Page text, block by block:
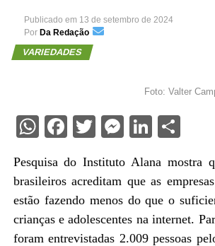
Publicado em 13 de setembro de 2024
Por Da Redação
VARIEDADES
Foto: Valter
WhatsApp
Facebook
Twitter
Pesquisa do Instituto Alana mostra
brasileiros acreditam que as
estão fazendo menos do que o
crianças e adolescentes na internet.
foram entrevistadas 2.009 pessoas